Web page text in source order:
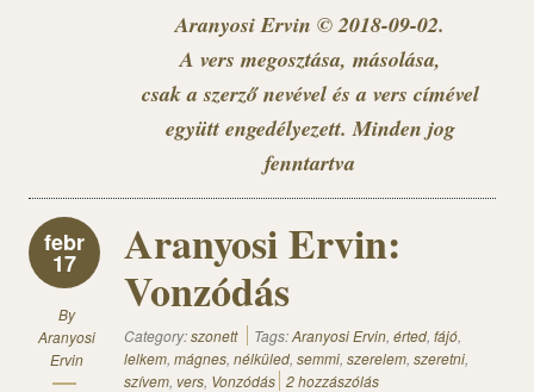
Aranyosi Ervin © 2018-09-02.
A vers megosztása, másolása,
csak a szerző nevével és a vers címével
együtt engedélyezett. Minden jog
fenntartva
febr
17
By
Aranyosi
Ervin
Aranyosi Ervin:
Vonzódás
Category:szonett Tags:Aranyosi Ervin, érted, fájó,
lelkem, mágnes, nélküled, semmi, szerelem, szeretni,
szívem, vers, Vonzódás 2 hozzászólás